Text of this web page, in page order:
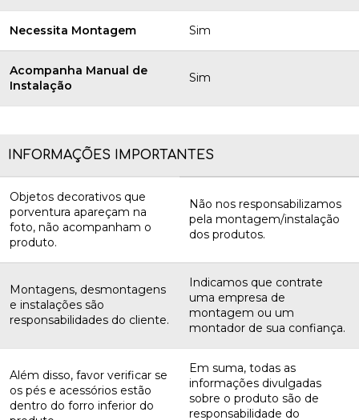
Necessita Montagem Sim
Acompanha Manual de
Instalação
Sim
INFORMAÇÕES IMPORTANTES
Objetos decorativos que
porventura apareçam na
foto, não acompanham o
produto.
Não nos responsabilizamos
pela montagem/instalação
dos produtos.
Montagens, desmontagens
e instalações são
responsabilidades do cliente.
Indicamos que contrate
uma empresa de
montagem ou um
montador de sua confiança.
Além disso, favor verificar se
os pés e acessórios estão
dentro do forro inferior do
Em suma, todas as
informações divulgadas
sobre o produto são de
responsabilidade do